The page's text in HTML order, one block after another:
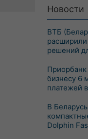
Новости
ВТБ
решений
Приорбанк
бизнесу 6
платежей
В
Dolphin